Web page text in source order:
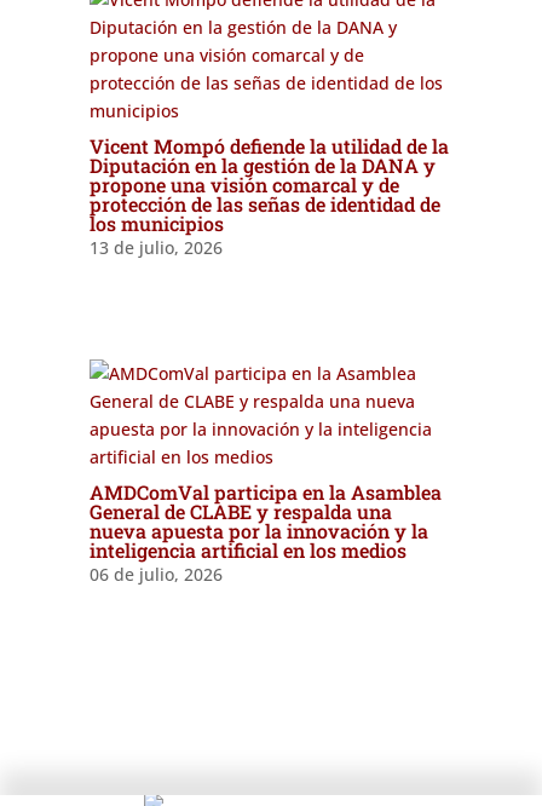
Vicent Mompó defiende la utilidad de la
Diputación en la gestión de la DANA y
propone una visión comarcal y de
protección de las señas de identidad de
los municipios
13 de julio, 2026
AMDComVal participa en la Asamblea
General de CLABE y respalda una
nueva apuesta por la innovación y la
inteligencia artificial en los medios
06 de julio, 2026